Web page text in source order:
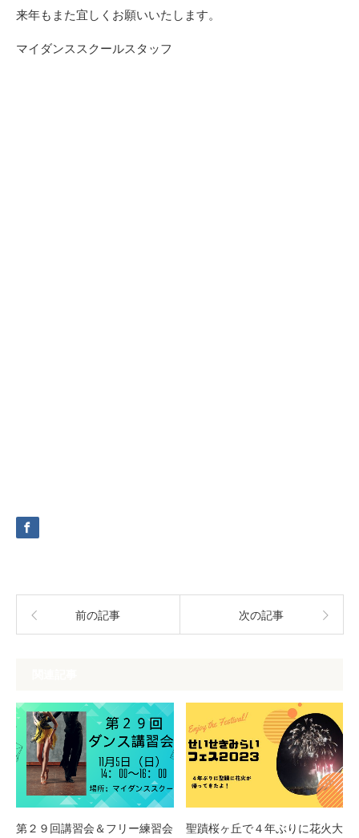
来年もまた宜しくお願いいたします。
マイダンススクールスタッフ
前の記事 次の記事
第２９回講習会＆フリー練習会
聖蹟桜ヶ丘で４年ぶりに花火大